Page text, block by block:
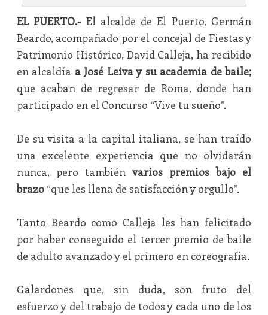
EL PUERTO.-El alcalde de El Puerto, Germán
Beardo, acompañado por el concejal de Fiestas y
Patrimonio Histórico, David Calleja, ha recibido
en alcaldía a José Leiva y su academia de baile;
que acaban de regresar de Roma, donde han
participado en el Concurso “Vive tu sueño”.
De su visita a la capital italiana, se han traído
una excelente experiencia que no olvidarán
nunca, pero también varios premios bajo el
brazo“que les llena de satisfacción y orgullo”.
Tanto Beardo como Calleja les han felicitado
por haber conseguido el tercer premio de baile
de adulto avanzado y el primero en coreografía.
Galardones que, sin duda, son fruto del
esfuerzo y del trabajo de todos y cada uno de los